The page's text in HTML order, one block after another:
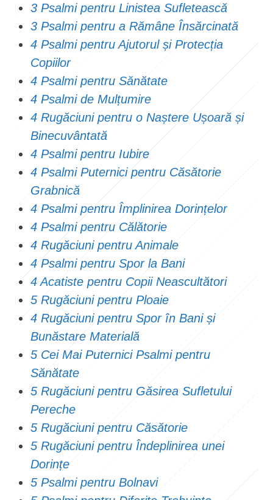
3 Psalmi pentru Linistea Sufletească
3 Psalmi pentru a Rămâne Însărcinată
4 Psalmi pentru Ajutorul și Protecția
Copiilor
4 Psalmi pentru Sănătate
4 Psalmi de Mulțumire
4 Rugăciuni pentru o Naștere Ușoară și
Binecuvântată
4 Psalmi pentru Iubire
4 Psalmi Puternici pentru Căsătorie
Grabnică
4 Psalmi pentru Împlinirea Dorințelor
4 Psalmi pentru Călătorie
4 Rugăciuni pentru Animale
4 Psalmi pentru Spor la Bani
4 Acatiste pentru Copii Neascultători
5 Rugăciuni pentru Ploaie
4 Rugăciuni pentru Spor în Bani și
Bunăstare Materială
5 Cei Mai Puternici Psalmi pentru
Sănătate
5 Rugăciuni pentru Găsirea Sufletului
Pereche
5 Rugăciuni pentru Căsătorie
5 Rugăciuni pentru Îndeplinirea unei
Dorințe
5 Psalmi pentru Bolnavi